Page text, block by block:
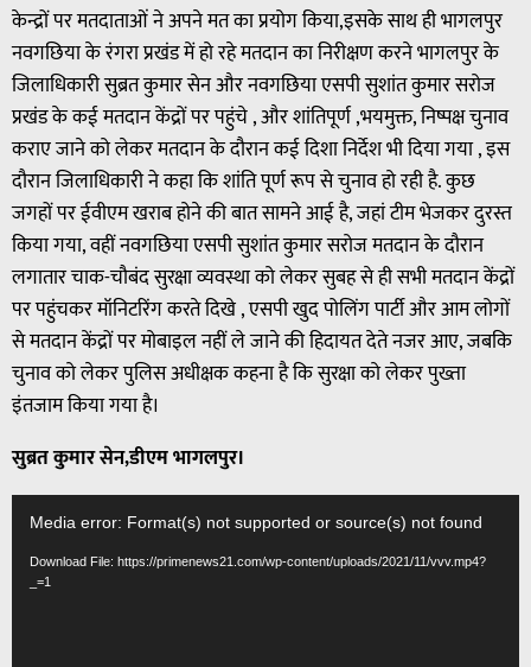
केन्द्रों पर मतदाताओं ने अपने मत का प्रयोग किया,इसके साथ ही भागलपुर
नवगछिया के रंगरा प्रखंड में हो रहे मतदान का निरीक्षण करने भागलपुर के
जिलाधिकारी सुब्रत कुमार सेन और नवगछिया एसपी सुशांत कुमार सरोज
प्रखंड के कई मतदान केंद्रों पर पहुंचे , और शांतिपूर्ण ,भयमुक्त, निष्पक्ष चुनाव
कराए जाने को लेकर मतदान के दौरान कई दिशा निर्देश भी दिया गया , इस
दौरान जिलाधिकारी ने कहा कि शांति पूर्ण रूप से चुनाव हो रही है. कुछ
जगहों पर ईवीएम खराब होने की बात सामने आई है, जहां टीम भेजकर दुरस्त
किया गया, वहीं नवगछिया एसपी सुशांत कुमार सरोज मतदान के दौरान
लगातार चाक-चौबंद सुरक्षा व्यवस्था को लेकर सुबह से ही सभी मतदान केंद्रों
पर पहुंचकर मॉनिटरिंग करते दिखे , एसपी खुद पोलिंग पार्टी और आम लोगों
से मतदान केंद्रों पर मोबाइल नहीं ले जाने की हिदायत देते नजर आए, जबकि
चुनाव को लेकर पुलिस अधीक्षक कहना है कि सुरक्षा को लेकर पुख्ता
इंतजाम किया गया है।
सुब्रत कुमार सेन,डीएम भागलपुर।
Video
Media error: Format(s) not supported or source(s) not found
Download File: https://primenews21.com/wp-content/uploads/2021/11/vvv.mp4?
_=1